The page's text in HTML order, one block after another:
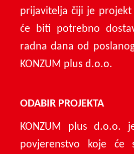
prijavitelja čiji je
će biti potrebno
radna dana od
KONZUM plus d.o.o.
ODABIR PROJEKTA
KONZUM plus d.o.o.
povjerenstvo koje će